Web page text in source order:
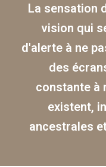
La sensation
vision qui
d'alerte à ne
des
constante à
existent,
ancestrales